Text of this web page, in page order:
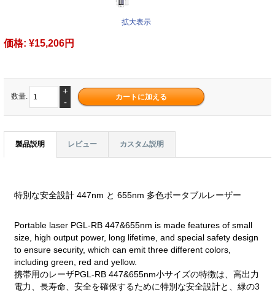
拡大表示
価格: ¥15,206円
数量.
+
-
製品説明 レビュー カスタム説明
特別な安全設計 447nm と 655nm 多色ポータブルレーザー
Portable laser PGL-RB 447&655nm is made features of small
size, high output power, long lifetime, and special safety design
to ensure security, which can emit three different colors,
including green, red and yellow.
携帯用のレーザPGL-RB 447&655nm小サイズの特徴は、高出力
電力、長寿命、安全を確保するために特別な安全設計と、緑の3